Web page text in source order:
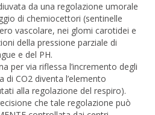
da una regolazione umorale
di chemiocettori (sentinelle
vascolare, nei glomi carotidei e
della pressione parziale di
e del PH.
per via riflessa l’incremento degli
CO2 diventa l’elemento
alla regolazione del respiro).
che tale regolazione può